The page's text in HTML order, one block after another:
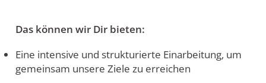
Das können wir Dir bieten:
Eine intensive und strukturierte Einarbeitung, um
gemeinsam unsere Ziele zu erreichen